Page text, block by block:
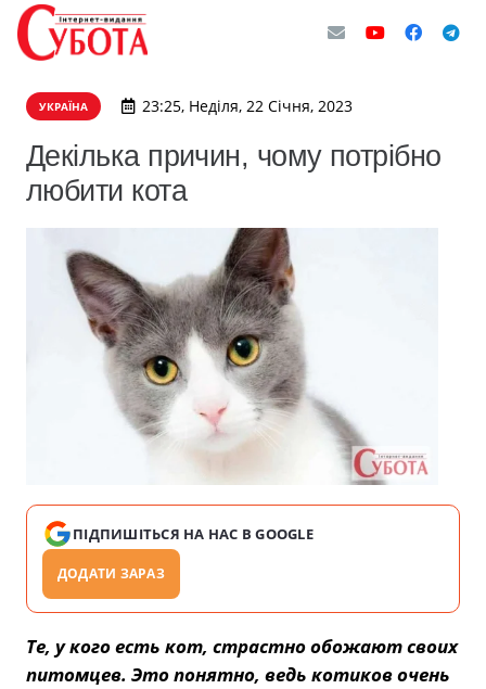
УКРАЇНА 23:25, Неділя, 22 Січня, 2023
Декілька причин, чому потрібно
любити кота
ПІДПИШІТЬСЯ НА НАС В GOOGLE
ДОДАТИ ЗАРАЗ
Те, у кого есть кот, страстно обожают своих
питомцев. Это понятно, ведь котиков очень